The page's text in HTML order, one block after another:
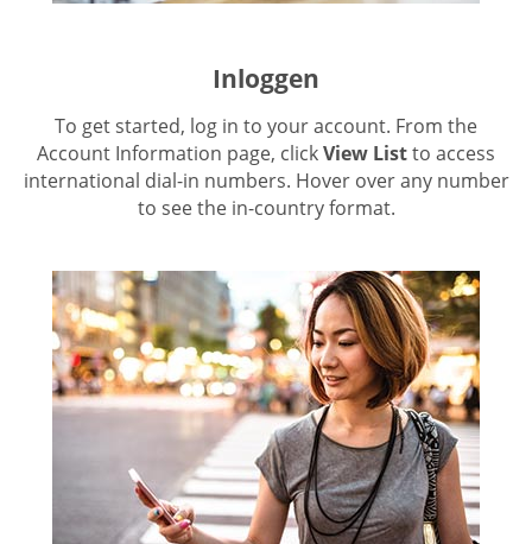
Inloggen
To get started, log in to your account. From the
Account Information page, clickView Listto access
international dial-in numbers. Hover over any number
to see the in-country format.